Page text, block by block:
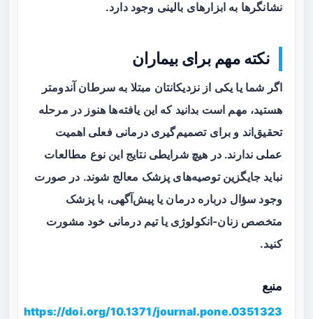
نشانگرها به ابزارهای بالینی وجود دارد.
نکته مهم برای بیماران
اگر شما یا یکی از نزدیکانتان مبتلا به سرطان آندومتر
هستید، مهم است بدانید که این یافته‌ها هنوز در مرحله
تحقیق‌اند و برای تصمیم‌گیری درمانی فعلی اهمیت
عملی ندارند. در هیچ شرایطی نتایج این نوع مطالعات
نباید جایگزین توصیه‌های پزشک معالج شوند. در صورت
وجود سؤال درباره درمان یا پیش‌آگهی، با پزشک
متخصص زنان-انکولوژی یا تیم درمانی خود مشورت
کنید.
منبع
https://doi.org/10.1371/journal.pone.0351323